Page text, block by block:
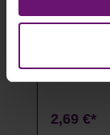
to you
Alu U-
2,69 €*